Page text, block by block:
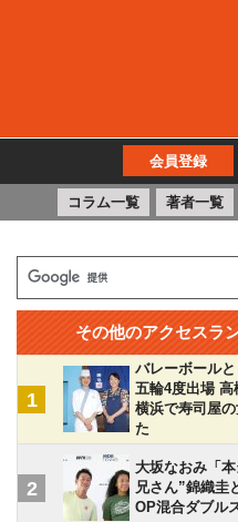
会員登録
コラム一覧 著者一覧
その他のアクセスラ
1
バレーボール
五輪4度出場
横浜で寿司屋
た
2
大坂なおみ「
兄さん”錦織圭
OP混合ダブル